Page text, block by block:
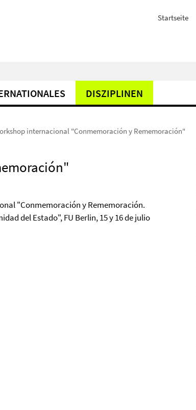
Startseite
DISZIPLINEN
internacional "Conmemoración y Rememoración"
"Conmemoración y Rememoración.
del Estado", FU Berlin, 15 y 16 de julio